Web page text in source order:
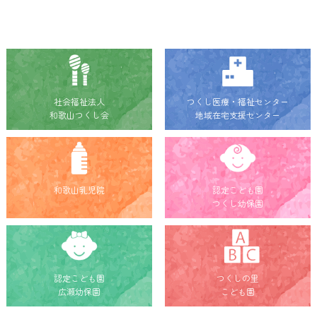
社会福祉法人
和歌山つくし会
つくし医療・福祉センター
地域在宅支援センター
和歌山乳児院
認定こども園
つくし幼保園
認定こども園
広瀬幼保園
つくしの里
こども園